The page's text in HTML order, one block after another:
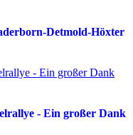
Detmold-Höxter
- Ein großer Dank